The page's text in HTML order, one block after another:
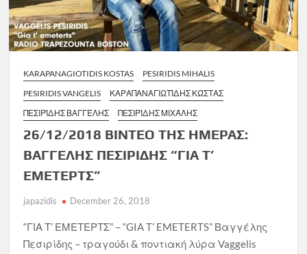
KARAPANAGIOTIDIS KOSTAS
PESIRIDIS MIHALIS
PESIRIDIS VANGELIS
ΚΑΡΑΠΑΝΑΓΙΩΤΊΔΗΣ ΚΏΣΤΑΣ
ΠΕΣΙΡΊΔΗΣ ΒΑΓΓΈΛΗΣ
ΠΕΣΙΡΊΔΗΣ ΜΙΧΆΛΗΣ
26/12/2018 ΒΙΝΤΕΟ ΤΗΣ ΗΜΕΡΑΣ:
ΒΑΓΓΕΛΗΣ ΠΕΣΙΡΙΔΗΣ “ΓΙΑ Τ’
ΕΜΕΤΕΡΤΣ”
japazidis December 26, 2018
“ΓΙΑ Τ’ ΕΜΕΤΕΡΤΣ” – “GIA T’ EMETERTS” Βαγγέλης
Πεσιρίδης – τραγούδι & ποντιακή λύρα Vaggelis